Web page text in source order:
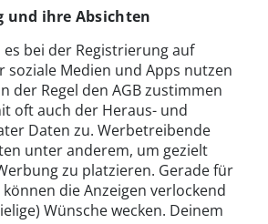
und ihre Absichten
bei der Registrierung auf
soziale Medien und Apps nutzen
der Regel den AGB zustimmen
oft auch der Heraus- und
Daten zu. Werbetreibende
unter anderem, um gezielt
zu platzieren. Gerade für
die Anzeigen verlockend
Wünsche wecken. Deinem